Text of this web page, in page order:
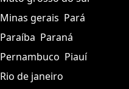
Minas gerais Pará
Paraíba Paraná
Pernambuco Piauí
Rio de janeiro